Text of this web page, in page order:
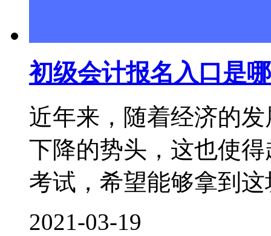
初级会计报名入口是
近年来，随着经济的
下降的势头，这也使
考试，希望能够拿到
2021-03-19